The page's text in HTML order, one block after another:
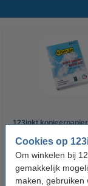
Cookies op
Om winkelen bij
gemakkelijk
maken, gebruiken
123inkt
500 vellen A4 -
€ 7,25 Incl.